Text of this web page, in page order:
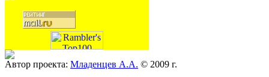
Автор проекта: Младенцев А.А. © 2009 г.